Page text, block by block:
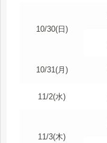
10/30(日)
10/31(月)
11/2(水)
11/3(木)